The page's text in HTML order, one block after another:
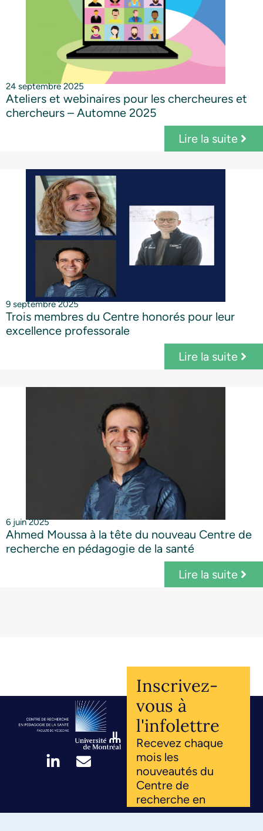
24 septembre 2025
Ateliers et webinaires pour les chercheures et
chercheurs – Automne 2025
Lire la suite
9 septembre 2025
Trois membres du Centre honorés pour leur
excellence professorale
Lire la suite
6 juin 2025
Ahmed Moussa à la tête du nouveau Centre de
recherche en pédagogie de la santé
Lire la suite
Inscrivez-
vous à
l'infolettre
Recevez chaque
mois les
nouveautés du
Centre de
recherche en
pédagogie de la